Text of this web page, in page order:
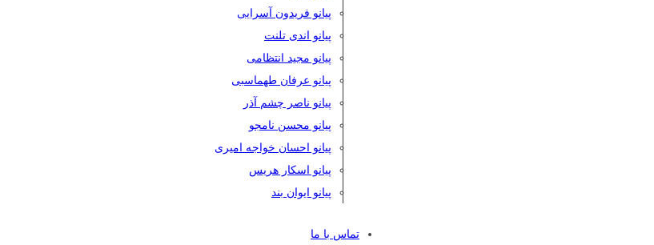
پیانو فریدون آسرایی
پیانو اندی تلنت
پیانو مجید انتظامی
پیانو عرفان طهماسبی
پیانو ناصر چشم آذر
پیانو محسن نامجو
پیانو احسان خواجه امیری
پیانو اسکار هریس
پیانو ایوان بند
تماس با ما